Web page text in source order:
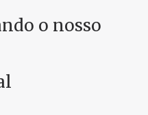
o nosso